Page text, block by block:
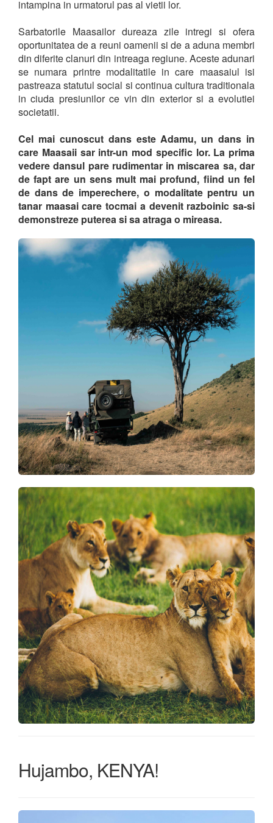
intampina in urmatorul pas al vietii lor.
Sarbatorile Maasailor dureaza zile intregi si ofera
oportunitatea de a reuni oamenii si de a aduna membri
din diferite clanuri din intreaga regiune. Aceste adunari
se numara printre modalitatile in care maasaiul isi
pastreaza statutul social si continua cultura traditionala
in ciuda presiunilor ce vin din exterior si a evolutiei
societatii.
Cel mai cunoscut dans este Adamu, un dans in
care Maasaii sar intr-un mod specific lor. La prima
vedere dansul pare rudimentar in miscarea sa, dar
de fapt are un sens mult mai profund, fiind un fel
de dans de imperechere, o modalitate pentru un
tanar maasai care tocmai a devenit razboinic sa-si
demonstreze puterea si sa atraga o mireasa.
Hujambo, KENYA!